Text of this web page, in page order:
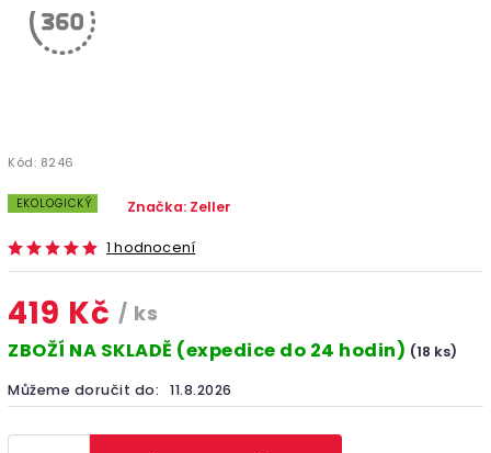
Kód: 8246
EKOLOGICKÝ
1 hodnocení
Značka: Zeller
419 Kč / ks
ZBOŽÍ NA SKLADĚ (expedice do 24 hodin) (18 ks)
Můžeme doručit do: 11.8.2026